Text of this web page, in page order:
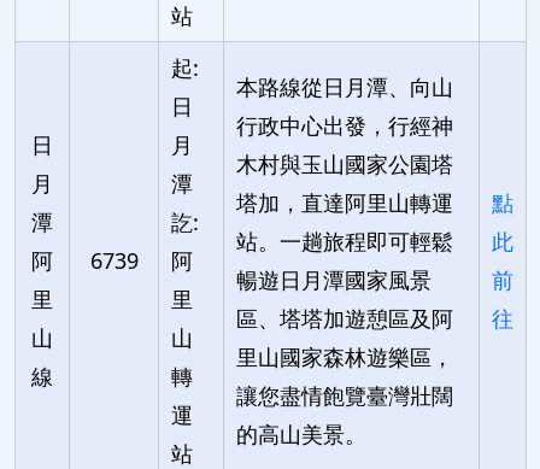
站
日
月
潭
阿
里
山
線
6739
起:
日
月
潭
訖:
阿
里
山
轉
運
站
本路線從日月潭、向山
行政中心出發，行經神
木村與玉山國家公園塔
塔加，直達阿里山轉運
站。一趟旅程即可輕鬆
暢遊日月潭國家風景
區、塔塔加遊憩區及阿
里山國家森林遊樂區，
讓您盡情飽覽臺灣壯闊
的高山美景。
點
此
前
往